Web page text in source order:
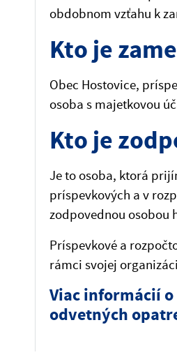
obdobnom vzťahu k
Kto je
Obec Hostovice,
osoba s majetkovou
Kto je
Je to osoba, ktorá
príspevkových a v
zodpovednou osobou
Príspevkové a
rámci svojej
Viac informácií
odvetných